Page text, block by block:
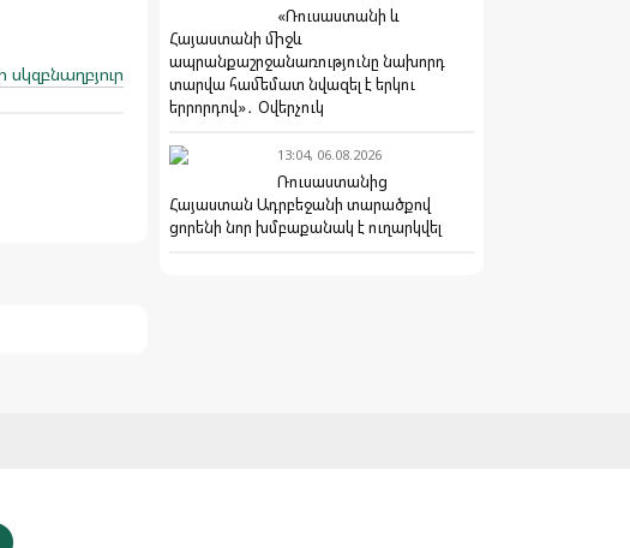
«Ռուսաստանի և
Հայաստանի միջև
ապրանքաշրջանառությունը նախորդ
տարվա համեմատ նվազել է երկու
երրորդով»․ Օվերչուկ
13:04, 06.08.2026
Ռուսաստանից
Հայաստան Ադրբեջանի տարածքով
ցորենի նոր խմբաքանակ է ուղարկվել